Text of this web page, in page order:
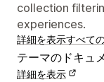
collection
experiences.
詳細を表示すべて
テーマのドキュ
詳細を表示